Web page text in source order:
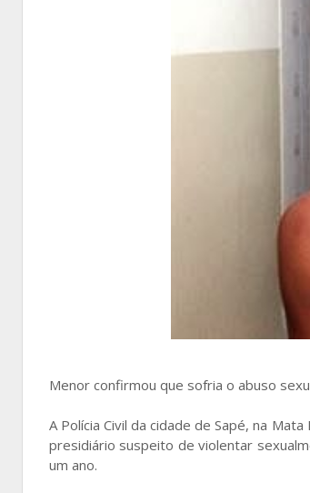
Menor confirmou que sofria o abuso
A Polícia Civil da cidade de Sapé, na
presidiário suspeito de violentar
um ano.